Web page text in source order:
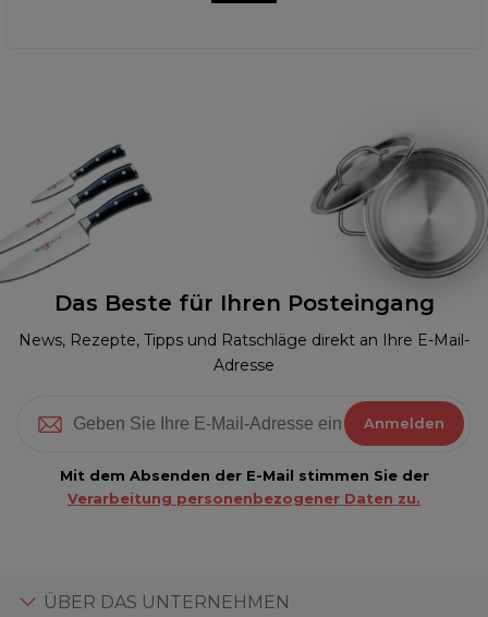
Das Beste für Ihren Posteingang
News, Rezepte, Tipps und Ratschläge direkt an Ihre E-Mail-
Adresse
Anmelden
Mit dem Absenden der E-Mail stimmen Sie der
Verarbeitung personenbezogener Daten zu.
ÜBER DAS UNTERNEHMEN